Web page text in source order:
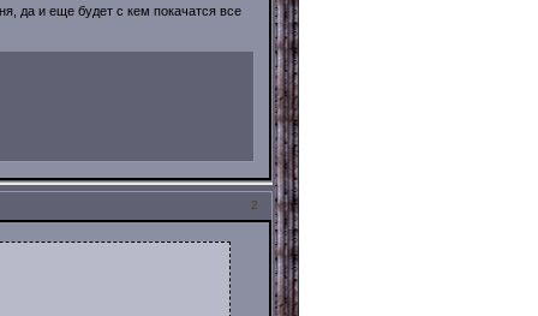
да и еще будет с кем покачатся все
2